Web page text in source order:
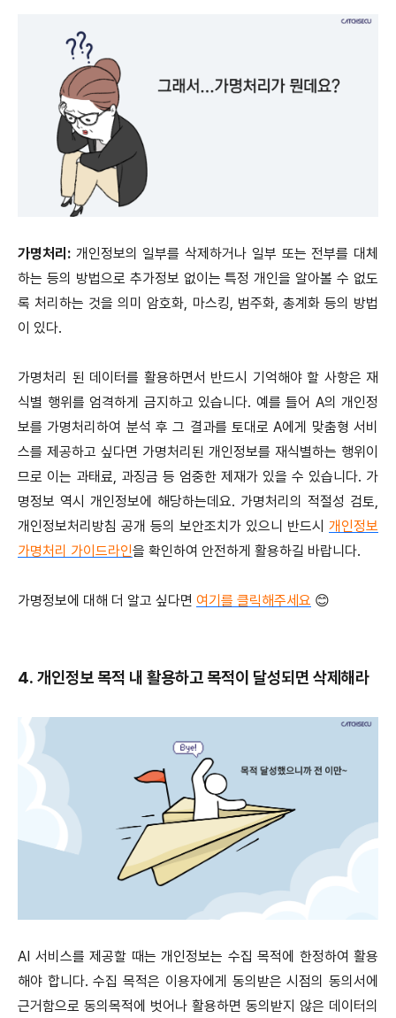
가명처리: 개인정보의 일부를 삭제하거나 일부 또는 전부를 대체
하는 등의 방법으로 추가정보 없이는 특정 개인을 알아볼 수 없도
록 처리하는 것을 의미 암호화, 마스킹, 범주화, 총계화 등의 방법
이 있다.
가명처리 된 데이터를 활용하면서 반드시 기억해야 할 사항은 재
식별 행위를 엄격하게 금지하고 있습니다. 예를 들어 A의 개인정
보를 가명처리하여 분석 후 그 결과를 토대로 A에게 맞춤형 서비
스를 제공하고 싶다면 가명처리된 개인정보를 재식별하는 행위이
므로 이는 과태료, 과징금 등 엄중한 제재가 있을 수 있습니다. 가
명정보 역시 개인정보에 해당하는데요. 가명처리의 적절성 검토,
개인정보처리방침 공개 등의 보안조치가 있으니 반드시 개인정보
가명처리 가이드라인을 확인하여 안전하게 활용하길 바랍니다.
가명정보에 대해 더 알고 싶다면 여기를 클릭해주세요 😊
4. 개인정보 목적 내 활용하고 목적이 달성되면 삭제해라
AI 서비스를 제공할 때는 개인정보는 수집 목적에 한정하여 활용
해야 합니다. 수집 목적은 이용자에게 동의받은 시점의 동의서에
근거함으로 동의목적에 벗어나 활용하면 동의받지 않은 데이터의